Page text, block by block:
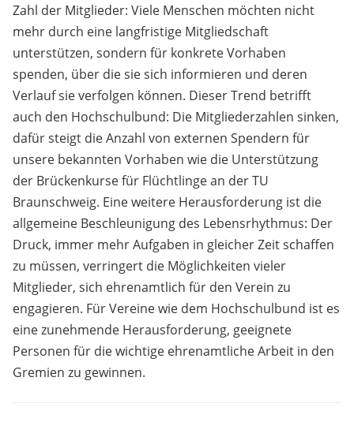
Zahl der Mitglieder: Viele Menschen möchten nicht
mehr durch eine langfristige Mitgliedschaft
unterstützen, sondern für konkrete Vorhaben
spenden, über die sie sich informieren und deren
Verlauf sie verfolgen können. Dieser Trend betrifft
auch den Hochschulbund: Die Mitgliederzahlen sinken,
dafür steigt die Anzahl von externen Spendern für
unsere bekannten Vorhaben wie die Unterstützung
der Brückenkurse für Flüchtlinge an der TU
Braunschweig. Eine weitere Herausforderung ist die
allgemeine Beschleunigung des Lebensrhythmus: Der
Druck, immer mehr Aufgaben in gleicher Zeit schaffen
zu müssen, verringert die Möglichkeiten vieler
Mitglieder, sich ehrenamtlich für den Verein zu
engagieren. Für Vereine wie dem Hochschulbund ist es
eine zunehmende Herausforderung, geeignete
Personen für die wichtige ehrenamtliche Arbeit in den
Gremien zu gewinnen.